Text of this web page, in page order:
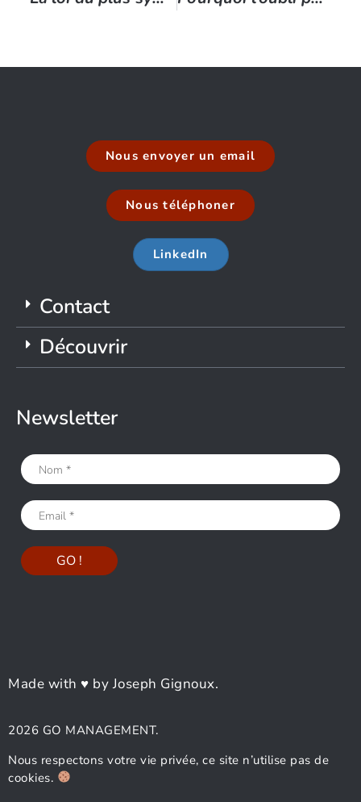
Nous envoyer un email
Nous téléphoner
LinkedIn
Contact
Découvrir
Newsletter
Made with ♥ by Joseph Gignoux.
2026 GO MANAGEMENT.
Nous respectons votre vie privée, ce site n’utilise pas de
cookies.